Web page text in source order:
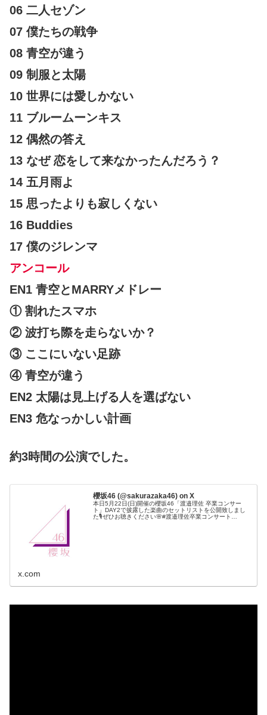
06 二人セゾン
07 僕たちの戦争
08 青空が違う
09 制服と太陽
10 世界には愛しかない
11 ブルームーンキス
12 偶然の答え
13 なぜ 恋をして来なかったんだろう？
14 五月雨よ
15 思ったよりも寂しくない
16 Buddies
17 僕のジレンマ
アンコール
EN1 青空とMARRYメドレー
① 割れたスマホ
② 波打ち際を走らないか？
③ ここにいない足跡
④ 青空が違う
EN2 太陽は見上げる人を選ばない
EN3 危なっかしい計画
約3時間の公演でした。
櫻坂46 (@sakurazaka46) on X
本日5月22日(日)開催の櫻坂46「渡邉理佐 卒業コンサー
ト」DAY2で披露した楽曲のセットリストを公開致しまし
た🎙ぜひお聴きください🌸#渡邉理佐卒業コンサート
x.com